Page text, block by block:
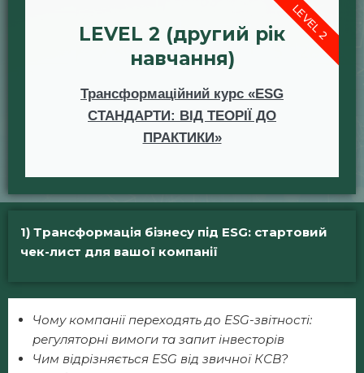
LEVEL 2 (другий рік
навчання)
Трансформаційний курс «ESG
СТАНДАРТИ: ВІД ТЕОРІЇ ДО
ПРАКТИКИ»
LEVEL 2
1) Трансформація бізнесу під ESG: стартовий
чек-лист для вашої компанії
Чому компанії переходять до ESG-звітності:
регуляторні вимоги та запит інвесторів
Чим відрізняється ESG від звичної КСВ?